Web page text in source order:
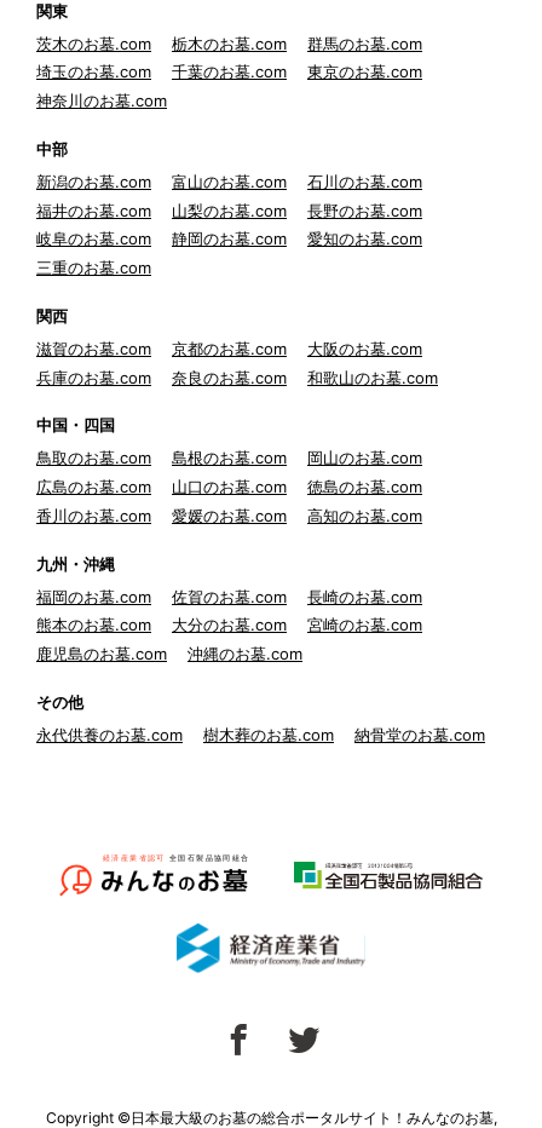
関東
茨木のお墓.com
栃木のお墓.com
群馬のお墓.com
埼玉のお墓.com
千葉のお墓.com
東京のお墓.com
神奈川のお墓.com
中部
新潟のお墓.com
富山のお墓.com
石川のお墓.com
福井のお墓.com
山梨のお墓.com
長野のお墓.com
岐阜のお墓.com
静岡のお墓.com
愛知のお墓.com
三重のお墓.com
関西
滋賀のお墓.com
京都のお墓.com
大阪のお墓.com
兵庫のお墓.com
奈良のお墓.com 和歌山のお墓.com
中国・四国
鳥取のお墓.com
島根のお墓.com
岡山のお墓.com
広島のお墓.com
山口のお墓.com
徳島のお墓.com
香川のお墓.com
愛媛のお墓.com 高知のお墓.com
九州・沖縄
福岡のお墓.com
佐賀のお墓.com
長崎のお墓.com
熊本のお墓.com
大分のお墓.com
宮崎のお墓.com
鹿児島のお墓.com
沖縄のお墓.com
その他
永代供養のお墓.com
樹木葬のお墓.com 納骨堂のお墓.com
Copyright ©日本最大級のお墓の総合ポータルサイト！みんなのお墓,